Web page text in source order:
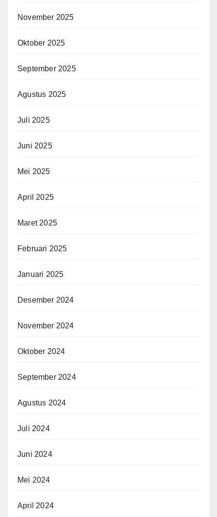
November 2025
Oktober 2025
September 2025
Agustus 2025
Juli 2025
Juni 2025
Mei 2025
April 2025
Maret 2025
Februari 2025
Januari 2025
Desember 2024
November 2024
Oktober 2024
September 2024
Agustus 2024
Juli 2024
Juni 2024
Mei 2024
April 2024